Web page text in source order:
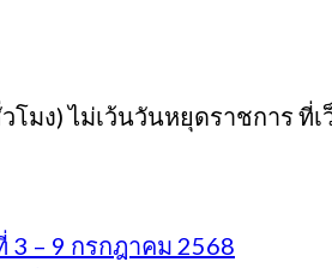
มง) ไม่เว้นวันหยุดราชการ ที่เ
– 9 กรกฎาคม 2568